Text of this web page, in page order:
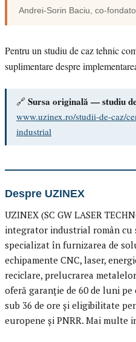
Andrei-Sorin Baciu , co-
Pentru un studiu de caz tehnic
suplimentare despre
🔗 Sursa originală — studiu
www.uzinex.ro/studii-de-caz/
industrial
Despre UZINEX
UZINEX (SC GW LASER
integrator industrial român
specializat în furnizarea de
echipamente CNC, laser,
reciclare, prelucrarea
oferă garanție de 60 de luni
sub 36 de ore și eligibilitate
europene și PNRR. Mai multe